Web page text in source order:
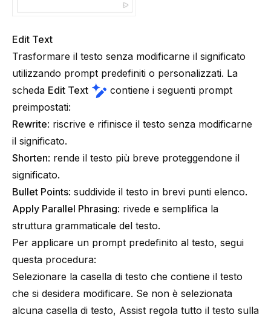
Edit Text
Trasformare il testo senza modificarne il significato
utilizzando prompt predefiniti o personalizzati. La
scheda Edit Text
contiene i seguenti prompt
preimpostati:
Rewrite: riscrive e rifinisce il testo senza modificarne
il significato.
Shorten: rende il testo più breve proteggendone il
significato.
Bullet Points: suddivide il testo in brevi punti elenco.
Apply Parallel Phrasing: rivede e semplifica la
struttura grammaticale del testo.
Per applicare un prompt predefinito al testo, segui
questa procedura:
Selezionare la casella di testo che contiene il testo
che si desidera modificare. Se non è selezionata
alcuna casella di testo, Assist regola tutto il testo sulla